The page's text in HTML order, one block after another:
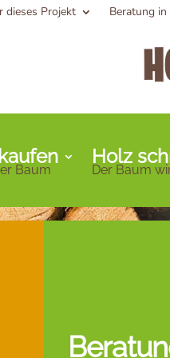
dieses Projekt Beratung
Baum
Holz
Der Baum